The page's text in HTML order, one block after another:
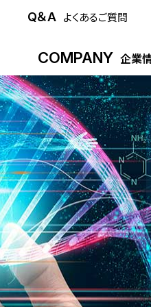
Q＆A よくあるご質問
COMPANY 企業